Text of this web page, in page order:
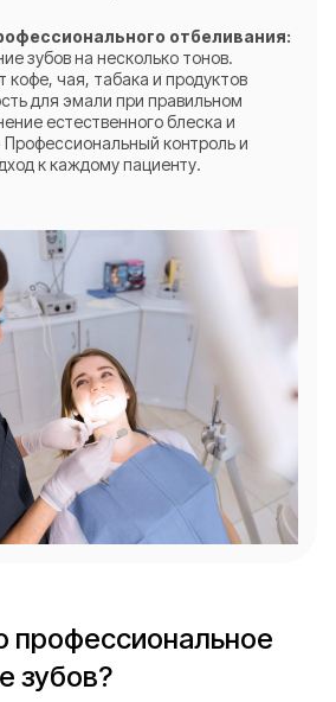
отбеливания:
зубов на несколько тонов.
кофе, чая, табака и продуктов
для эмали при правильном
естественного блеска и
Профессиональный контроль и
к каждому пациенту.
профессиональное
зубов?